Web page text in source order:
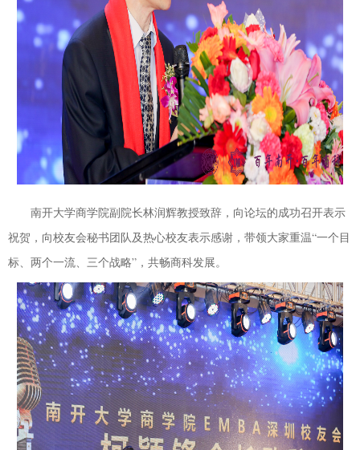
南开大学商学院副院长林润辉教授致辞，向论坛的成功召开表示
祝贺，向校友会秘书团队及热心校友表示感谢，带领大家重温“一个目
标、两个一流、三个战略”，共畅商科发展。